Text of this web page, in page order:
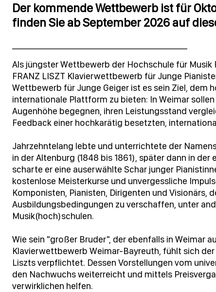
Der kommende Wettbewerb ist für
finden Sie ab September 2026 auf
Als jüngster Wettbewerb der Hochschule für
FRANZ LISZT Klavierwettbewerb für Junge
Wettbewerb für Junge Geiger ist es sein Ziel, dem
internationale Plattform zu bieten: In Weimar
Augenhöhe begegnen, ihren Leistungsstand
Feedback einer hochkarätig besetzten,
Jahrzehntelang lebte und unterrichtete der
in der Altenburg (1848 bis 1861), später dann in
scharte er eine auserwählte Schar junger
kostenlose Meisterkurse und unvergessliche
Komponisten, Pianisten, Dirigenten und Visionärs,
Ausbildungsbedingungen zu verschaffen, unter
Musik(hoch)schulen.
Wie sein "großer Bruder", der ebenfalls in Weimar
Klavierwettbewerb Weimar-Bayreuth, fühlt sich
Liszts verpflichtet. Dessen Vorstellungen vom
den Nachwuchs weiterreicht und mittels
verwirklichen helfen.